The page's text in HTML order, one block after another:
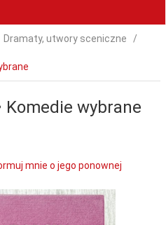
Dramaty, utwory sceniczne
Komedie wybrane
mnie o jego ponownej